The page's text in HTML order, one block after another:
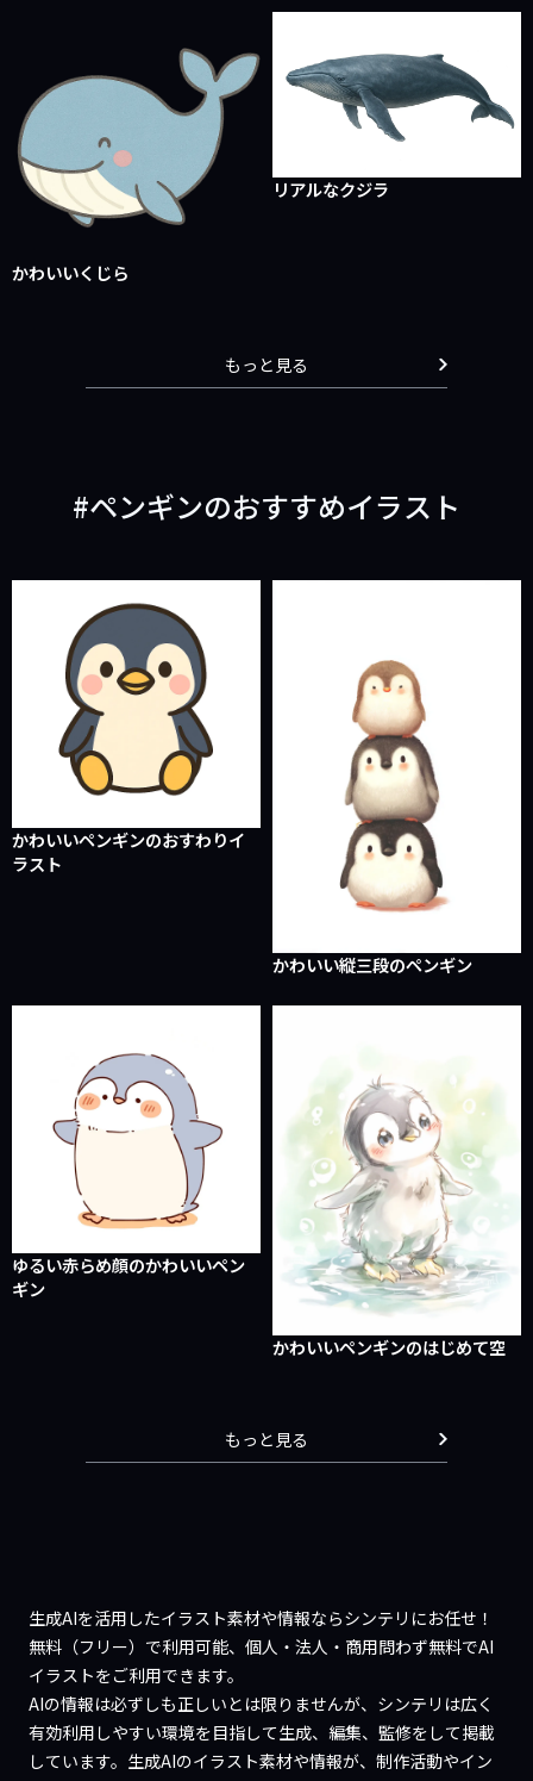
かわいいくじら
リアルなクジラ
もっと見る
ペンギンのおすすめイラスト
かわいいペンギンのおすわりイ
ラスト
かわいい縦三段のペンギン
ゆるい赤らめ顔のかわいいペン
ギン
かわいいペンギンのはじめて空
もっと見る
生成AIを活用したイラスト素材や情報ならシンテリにお任せ！
無料（フリー）で利用可能、個人・法人・商用問わず無料でAI
イラストをご利用できます。
AIの情報は必ずしも正しいとは限りませんが、シンテリは広く
有効利用しやすい環境を目指して生成、編集、監修をして掲載
しています。生成AIのイラスト素材や情報が、制作活動やイン